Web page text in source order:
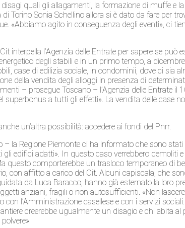
quali gli allagamenti, la formazione di muffe e
Torino Sonia Schellino allora si è dato da fare per
«Abbiamo agito in conseguenza degli eventi», ci
interpella l’Agenzia delle Entrate per sapere se può
degli stabili e in un primo tempo, a
case di edilizia sociale, in condominii, dove ci sia
della vendita degli alloggi in presenza di
– prosegue Toscano – l’Agenzia delle Entrate il
superbonus a tutti gli effetti». La vendita delle case
un’altra possibilità: accedere ai fondi del Pnrr.
– la Regione Piemonte ci ha informato che sono
edifici adatti». In questo caso verrebbero demoliti
questo comporterebbe un trasloco temporaneo di
con affitto a carico del Cit. Alcuni capiscala, che
da Luca Baracco, hanno già esternato la loro
anziani, fragili o non autosufficienti. «Non
l’Amministrazione casellese e con i servizi
creerebbe ugualmente un disagio e chi abita